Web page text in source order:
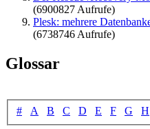
(6900827 Aufrufe)
Plesk: mehrere
(6738746 Aufrufe)
Glossar
# A B C D E F G H